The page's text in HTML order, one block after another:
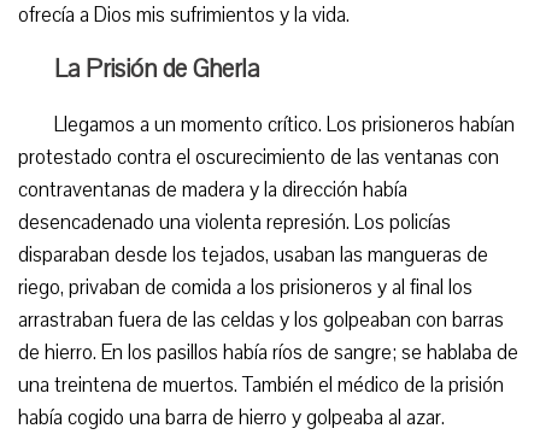
ofrecía a Dios mis sufrimientos y la vida.
La Prisión de Gherla
Llegamos a un momento crítico. Los prisioneros habían
protestado contra el oscurecimiento de las ventanas con
contraventanas de madera y la dirección había
desencadenado una violenta represión. Los policías
disparaban desde los tejados, usaban las mangueras de
riego, privaban de comida a los prisioneros y al final los
arrastraban fuera de las celdas y los golpeaban con barras
de hierro. En los pasillos había ríos de sangre; se hablaba de
una treintena de muertos. También el médico de la prisión
había cogido una barra de hierro y golpeaba al azar.